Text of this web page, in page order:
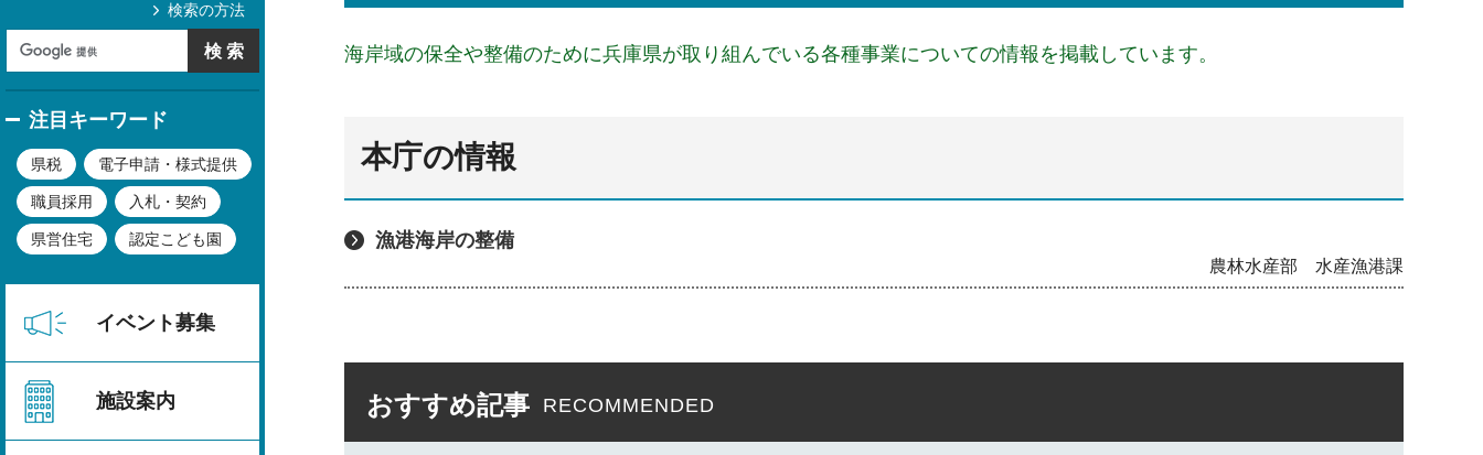
検索の方法
注目キーワード
県税 電子申請・様式提供
職員採用 入札・契約
県営住宅 認定こども園
イベント募集
施設案内
海岸域の保全や整備のために兵庫県が取り組んでいる各種事業についての情報を掲載しています。
本庁の情報
漁港海岸の整備
農林水産部 水産漁港課
おすすめ記事 RECOMMENDED